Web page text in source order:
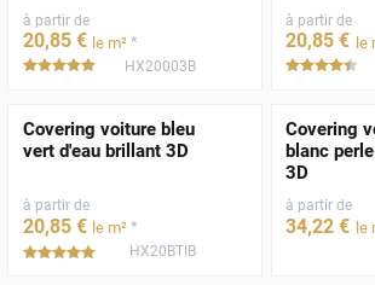
à partir de
20,85 € le m² *
*****HX20003B
à partir de
20,85 € le
*****
Covering voiture bleu
vert d'eau brillant 3D
à partir de
20,85 € le m² *
*****HX20BTIB
Covering
blanc
3D
à partir de
34,22 € le